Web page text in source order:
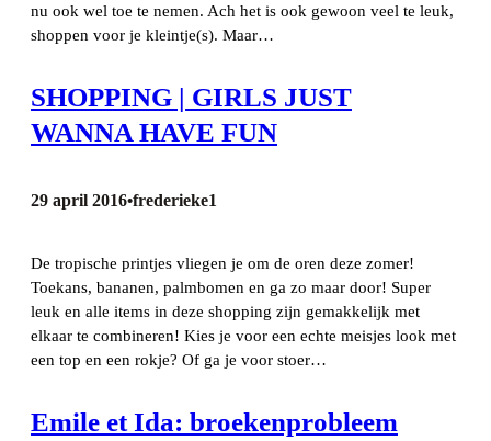
nu ook wel toe te nemen. Ach het is ook gewoon veel te leuk,
shoppen voor je kleintje(s). Maar…
SHOPPING | GIRLS JUST
WANNA HAVE FUN
29 april 2016•frederieke1
De tropische printjes vliegen je om de oren deze zomer!
Toekans, bananen, palmbomen en ga zo maar door! Super
leuk en alle items in deze shopping zijn gemakkelijk met
elkaar te combineren! Kies je voor een echte meisjes look met
een top en een rokje? Of ga je voor stoer…
Emile et Ida: broekenprobleem